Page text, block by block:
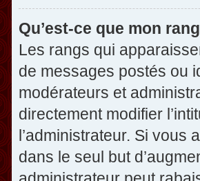
Qu’est-ce que mon
Les rangs qui
de messages postés ou
modérateurs et
directement modifier
l’administrateur. Si vous
dans le seul but